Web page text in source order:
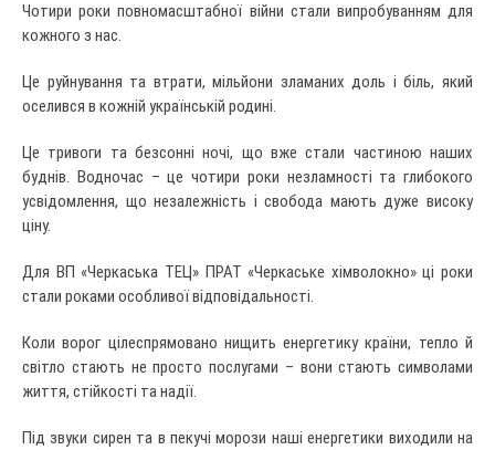
Чотири роки повномасштабної війни стали випробуванням для
кожного з нас.
Це руйнування та втрати, мільйони зламаних доль і біль, який
оселився в кожній українській родині.
Це тривоги та безсонні ночі, що вже стали частиною наших
буднів. Водночас – це чотири роки незламності та глибокого
усвідомлення, що незалежність і свобода мають дуже високу
ціну.
Для ВП «Черкаська ТЕЦ» ПРАТ «Черкаське хімволокно» ці роки
стали роками особливої відповідальності.
Коли ворог цілеспрямовано нищить енергетику країни, тепло й
світло стають не просто послугами – вони стають символами
життя, стійкості та надії.
Під звуки сирен та в пекучі морози наші енергетики виходили на